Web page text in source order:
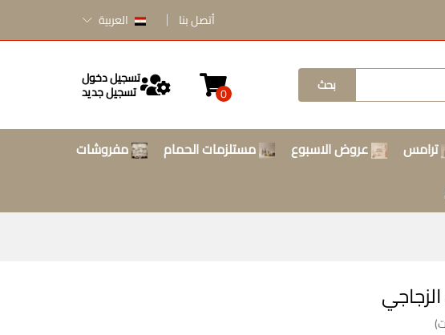
أتصل بنا العربية
بحث 0
تسجيل دخول
تسجيل جديد
ترامس عروض الاسبوع مستلزمات الحمام
مفروشات